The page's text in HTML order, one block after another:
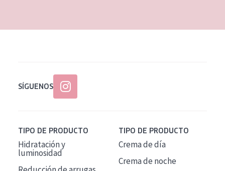
SÍGUENOS
TIPO DE PRODUCTO
Hidratación y
luminosidad
TIPO DE PRODUCTO
Crema de día
Crema de noche